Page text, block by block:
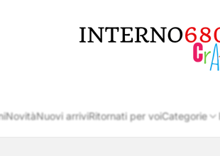
del
negozio
NovitàNuovi arriviRitornati per voiCategorie